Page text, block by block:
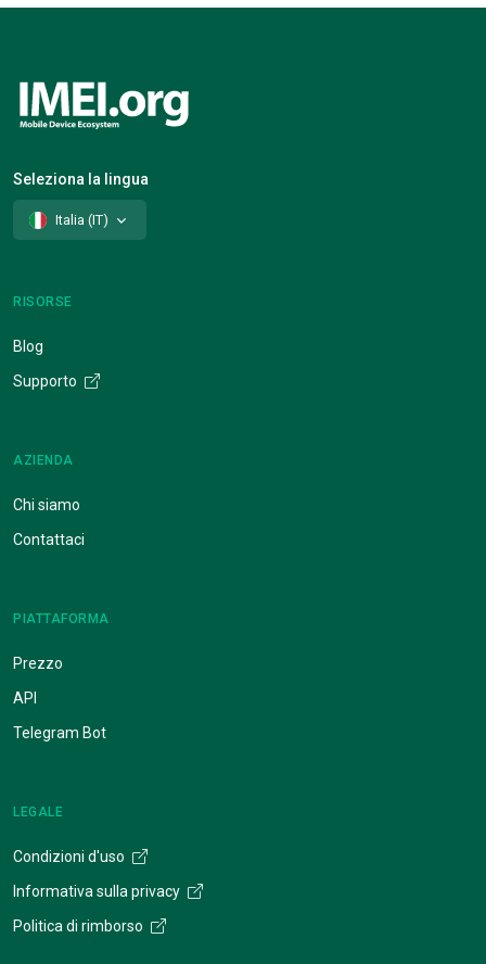
Seleziona la lingua
Italia (IT)
RISORSE
Blog
Supporto
AZIENDA
Chi siamo
Contattaci
PIATTAFORMA
Prezzo
API
Telegram Bot
LEGALE
Condizioni d'uso
Informativa sulla privacy
Politica di rimborso